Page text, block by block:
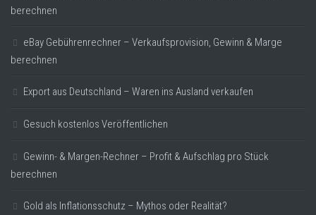
berechnen
eBay Gebührenrechner – Verkaufsprovision, Gewinn & Marge
berechnen
Export aus Deutschland – Waren ins Ausland verkaufen
Gesuch kostenlos Veröffentlichen
Gewinn- & Margen-Rechner – Profit & Aufschlag pro Stück
berechnen
Gold als Inflationsschutz – Mythos oder Realität?